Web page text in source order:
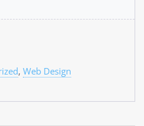
, Web Design